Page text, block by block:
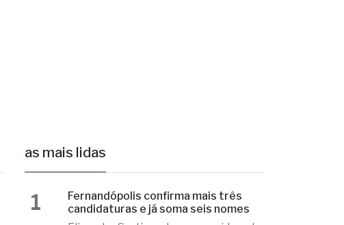
as mais lidas
Fernandópolis confirma mais três
candidaturas e já soma seis nomes
1